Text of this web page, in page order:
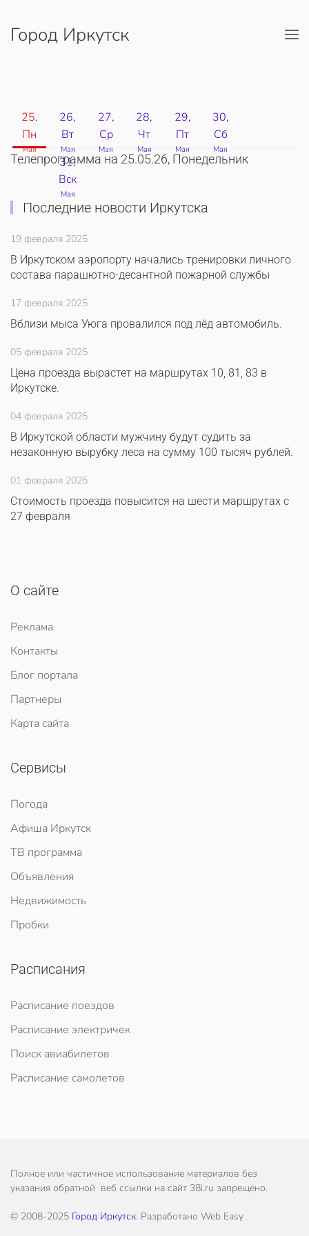
Перейти к содержимому
Город Иркутск
25,
Пн
Мая
26,
Вт
Мая
27,
Ср
Мая
28,
Чт
Мая
29,
Пт
Мая
30,
Сб
Мая
31,
Вск
Мая
Телепрограмма на 25.05.26, Понедельник
Последние новости Иркутска
19 февраля 2025
В Иркутском аэропорту начались тренировки личного
состава парашютно-десантной пожарной службы
17 февраля 2025
Вблизи мыса Уюга провалился под лёд автомобиль.
05 февраля 2025
Цена проезда вырастет на маршрутах 10, 81, 83 в
Иркутске.
04 февраля 2025
В Иркутской области мужчину будут судить за
незаконную вырубку леса на сумму 100 тысяч рублей.
01 февраля 2025
Стоимость проезда повысится на шести маршрутах с
27 февраля
О сайте
Реклама
Контакты
Блог портала
Партнеры
Карта сайта
Сервисы
Погода
Афиша Иркутск
ТВ программа
Объявления
Недвижимость
Пробки
Расписания
Расписание поездов
Расписание электричек
Поиск авиабилетов
Расписание самолетов
Полное или частичное использование материалов без
указания обратной веб ссылки на сайт 38i.ru запрещено.
© 2008-2025 Город Иркутск. Разработано Web Easy